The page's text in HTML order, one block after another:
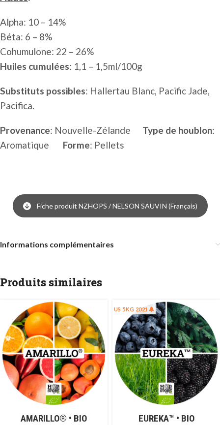
Alpha: 10 – 14%
Béta: 6 – 8%
Cohumulone: 22 – 26%
Huiles cumulées: 1,1 – 1,5ml/100g
Substituts possibles: Hallertau Blanc, Pacific Jade,
Pacifica.
Provenance: Nouvelle-Zélande Type de houblon:
Aromatique Forme: Pellets
Fiche produit NZHOPS / NELSON SAUVIN (Français)
Informations complémentaires
Produits similaires
AMARILLO® • BIO
US 5KG 2021
EUREKA™ • BIO